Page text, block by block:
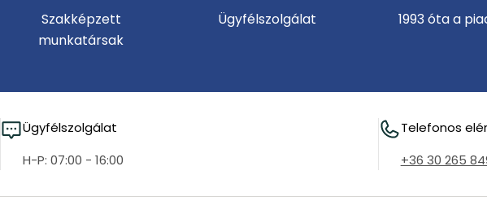
Szakképzett
munkatársak
Ügyfélszolgálat 1993 óta a
Ügyfélszolgálat
H-P: 07:00 - 16:00
Telefonos
+36 30 265